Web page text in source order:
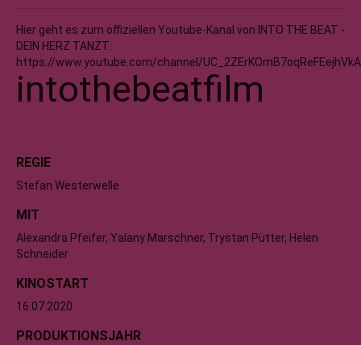
Hier geht es zum offiziellen Youtube-Kanal von INTO THE BEAT -
DEIN HERZ TANZT:
https://www.youtube.com/channel/UC_2ZErKOmB7oqReFEejhVkA
intothebeatfilm
REGIE
Stefan Westerwelle
MIT
Alexandra Pfeifer, Yalany Marschner, Trystan Pütter, Helen
Schneider
KINOSTART
16.07.2020
PRODUKTIONSJAHR